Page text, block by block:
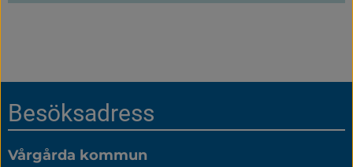
Sidfot
Besöksadress
Vårgårda kommun